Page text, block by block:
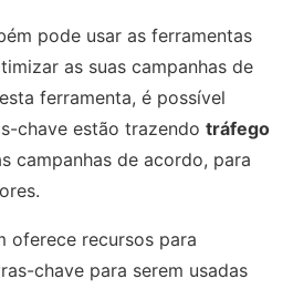
pode usar as ferramentas
as suas campanhas de
ferramenta, é possível
chave estão trazendo tráfego
campanhas de acordo, para
oferece recursos para
chave para serem usadas